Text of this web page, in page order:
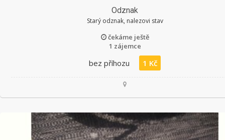
Odznak
Starý odznak, nalezovi stav
čekáme ještě
1 zájemce
bez příhozu 1 Kč